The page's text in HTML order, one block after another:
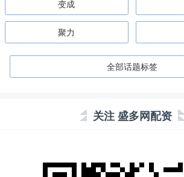
变成
聚力
全部话题标签
关注 盛多网配资